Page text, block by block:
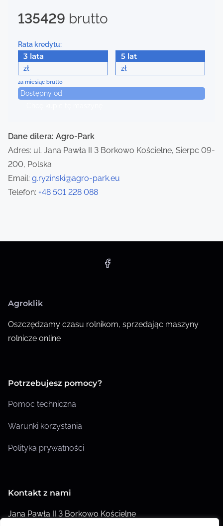
t
i
o
135429 brutto
Rata kredytu:
3 lata
zł
5 lat
zł
za miesiąc brutto
Dostępny od
Dane dilera: Agro-Park
Adres: ul. Jana Pawła II 3 Borkowo Kościelne, Sierpc 09-
200, Polska
Email: g.ryzinski@agro-park.eu
Telefon: +48 501 228 088
Agroklik
Oszczędzamy czasu rolnikom, sprzedając maszyny
rolnicze online
Potrzebujesz pomocy?
Pomoc techniczna
Warunki korzystania
Polityka prywatności
Kontakt z nami
Jana Pawła II 3 Borkowo Kościelne